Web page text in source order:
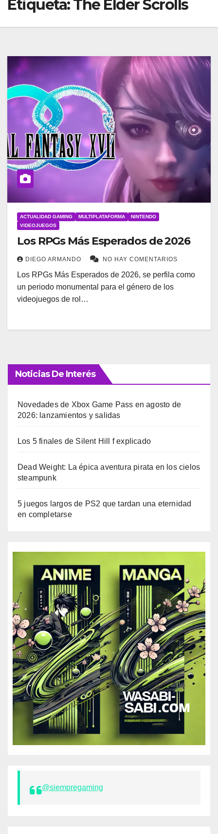
Etiqueta:The Elder Scrolls
ACTUALIDAD GAMING MULTIPLATAFORMA
NINTENDO
VIDEOJUEGOS
Los RPGs Más Esperados de 2026
DIEGO ARMANDO NO HAY COMENTARIOS
Los RPGs Más Esperados de 2026, se perfila como
un periodo monumental para el género de los
videojuegos de rol…
Noticias De Interés
Novedades de Xbox Game Pass en agosto de
2026: lanzamientos y salidas
Los 5 finales de Silent Hill f explicado
Dead Weight: La épica aventura pirata en los cielos
steampunk
5 juegos largos de PS2 que tardan una eternidad
en completarse
@siempregaming